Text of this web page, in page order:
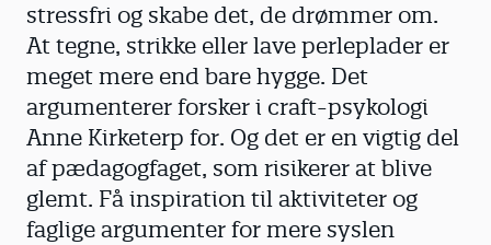
stressfri og skabe det, de drømmer om.
At tegne, strikke eller lave perleplader er
meget mere end bare hygge. Det
argumenterer forsker i craft-psykologi
Anne Kirketerp for. Og det er en vigtig del
af pædagogfaget, som risikerer at blive
glemt. Få inspiration til aktiviteter og
faglige argumenter for mere syslen